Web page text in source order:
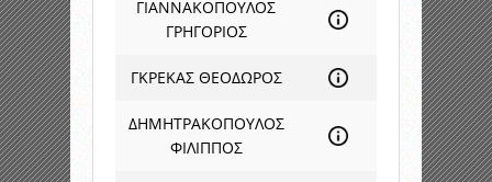
ΓΙΑΝΝΑΚΟΠΟΥΛΟΣ
ΓΡΗΓΟΡΙΟΣ
ΓΚΡΕΚΑΣ ΘΕΟΔΩΡΟΣ
ΔΗΜΗΤΡΑΚΟΠΟΥΛΟΣ
ΦΙΛΙΠΠΟΣ